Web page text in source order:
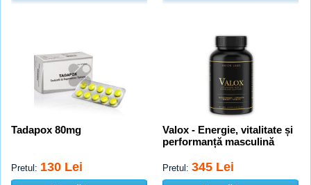
Tadapox 80mg
Pretul: 130 Lei
Valox - Energie, vitalitate și
performanță masculină
Pretul: 345 Lei